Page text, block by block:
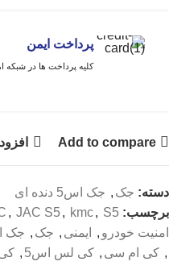
پرداخت ایمن
کلیه پرداخت ها در
Add to compare
دسته: جک , جک اس5 دنده ای
برچسب:
, JAC S5, kmc, S5
امنیت خودرو , ایمنی , جک , جک
, کی ام سی , کی لس اس5 ,